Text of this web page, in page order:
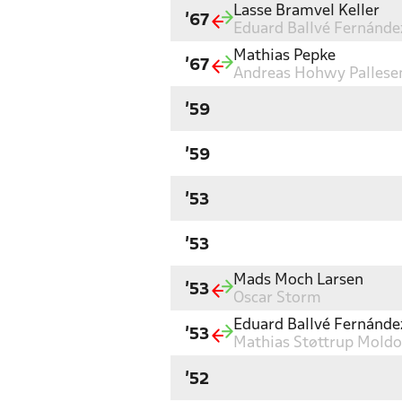
'67
Lasse Bramvel Keller
Eduard Ballvé
'67
Mathias Pepke
Andreas Hohwy
'59
'59
'53
'53
'53
Mads Moch Larsen
Oscar Storm
'53
Eduard Ballvé
Mathias Støttrup
'52